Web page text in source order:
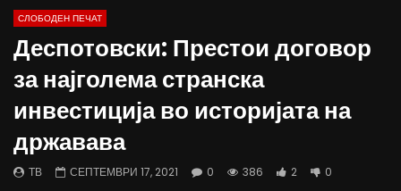
09:38
Вести на „Слободен Печат“
07.08.2026
АВГУСТ 7, 2026
0
1.1K 11
10:25
Вести на „Слободен
06.08.2026
СЛОБОДЕН ПЕЧАТ
Деспотовски: Престои договор
за најголема странска
инвестиција во историјата на
државава
ТВ СЕПТЕМВРИ 17, 2021 0 386 2 0